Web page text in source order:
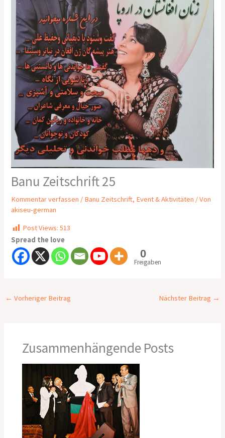
Banu Zeitschrift 25
Kommentar verfassen / Banu Zeitschrift, Event & Aktivitäten / Von
akiseu-german
Post Views: 513
Spread the love
0
Freigaben
← Vorheriger Beitrag Nächster Beitrag →
Zusammenhängende Posts